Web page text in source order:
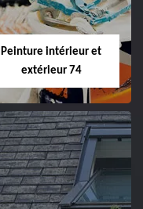
Peinture intérieur et
extérieur 74